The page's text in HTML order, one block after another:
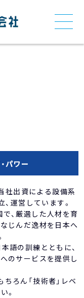
パワー
社出資による設備系
運営しています。
、厳選した人材を育
じんだ逸材を日本へ
語の訓練とともに、
のサービスを提供し
ろん「技術者」レベ
。